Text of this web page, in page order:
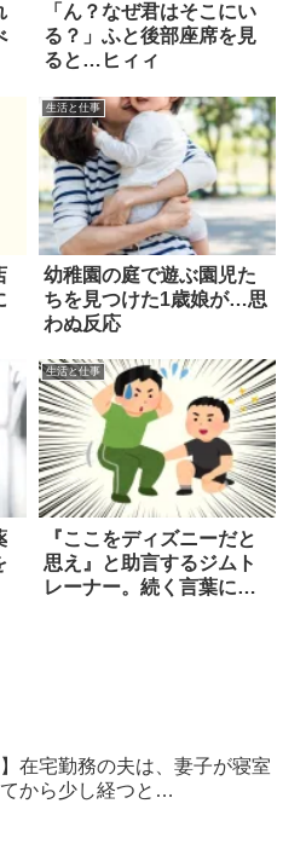
「ん？なぜ君はそこにい
る？」ふと後部座席を見
ると…ヒィィ
生活と仕事
幼稚園の庭で遊ぶ園児た
ちを見つけた1歳娘が…思
わぬ反応
生活と仕事
『ここをディズニーだと
思え』と助言するジムト
レーナー。続く言葉に爆
】在宅勤務の夫は、妻子が寝室
から少し経つと…